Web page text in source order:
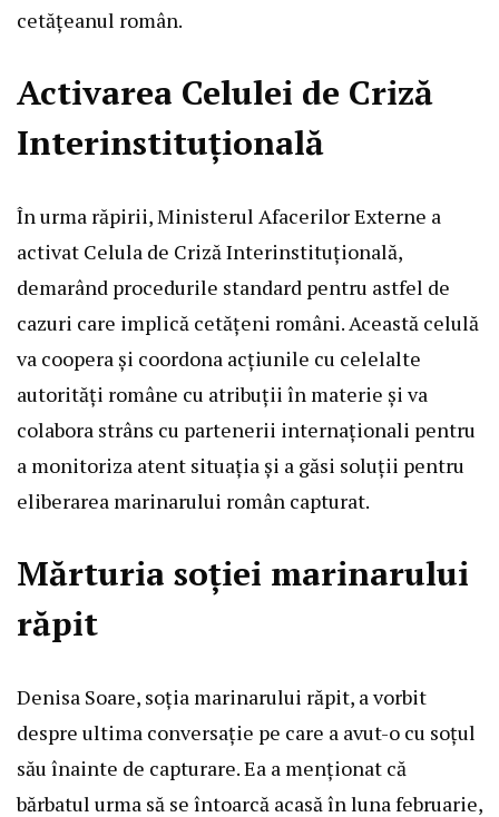
cetățeanul român.
Activarea Celulei de Criză
Interinstituțională
În urma răpirii, Ministerul Afacerilor Externe a
activat Celula de Criză Interinstituțională,
demarând procedurile standard pentru astfel de
cazuri care implică cetățeni români. Această celulă
va coopera și coordona acțiunile cu celelalte
autorități române cu atribuții în materie și va
colabora strâns cu partenerii internaționali pentru
a monitoriza atent situația și a găsi soluții pentru
eliberarea marinarului român capturat.
Mărturia soției marinarului
răpit
Denisa Soare, soția marinarului răpit, a vorbit
despre ultima conversație pe care a avut-o cu soțul
său înainte de capturare. Ea a menționat că
bărbatul urma să se întoarcă acasă în luna februarie,